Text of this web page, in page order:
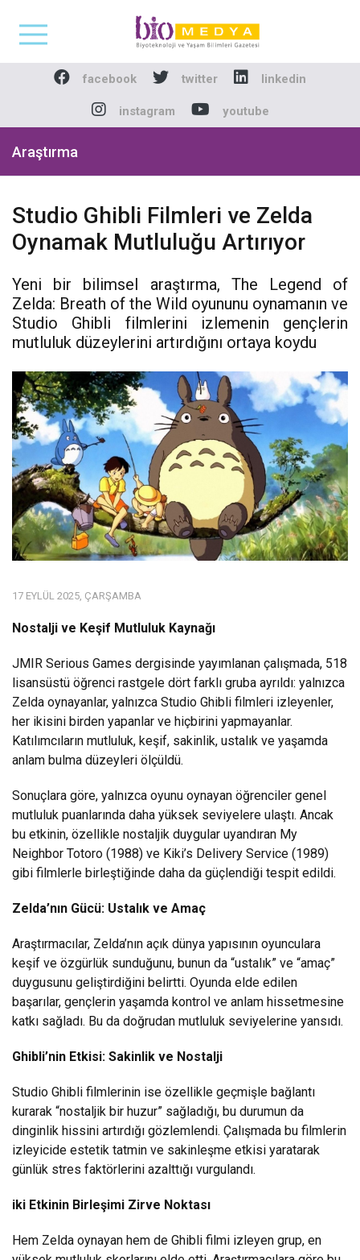
Biomedya -
facebook twitter linkedin
instagram youtube
Araştırma
Studio Ghibli Filmleri ve Zelda
Oynamak Mutluluğu Artırıyor
Yeni bir bilimsel araştırma, The Legend of
Zelda: Breath of the Wild oyununu oynamanın ve
Studio Ghibli filmlerini izlemenin gençlerin
mutluluk düzeylerini artırdığını ortaya koydu
17 EYLÜL 2025, ÇARŞAMBA
Nostalji ve Keşif Mutluluk Kaynağı
JMIR Serious Games dergisinde yayımlanan çalışmada, 518
lisansüstü öğrenci rastgele dört farklı gruba ayrıldı: yalnızca
Zelda oynayanlar, yalnızca Studio Ghibli filmleri izleyenler,
her ikisini birden yapanlar ve hiçbirini yapmayanlar.
Katılımcıların mutluluk, keşif, sakinlik, ustalık ve yaşamda
anlam bulma düzeyleri ölçüldü.
Sonuçlara göre, yalnızca oyunu oynayan öğrenciler genel
mutluluk puanlarında daha yüksek seviyelere ulaştı. Ancak
bu etkinin, özellikle nostaljik duygular uyandıran My
Neighbor Totoro (1988) ve Kiki’s Delivery Service (1989)
gibi filmlerle birleştiğinde daha da güçlendiği tespit edildi.
Zelda’nın Gücü: Ustalık ve Amaç
Araştırmacılar, Zelda’nın açık dünya yapısının oyunculara
keşif ve özgürlük sunduğunu, bunun da “ustalık” ve “amaç”
duygusunu geliştirdiğini belirtti. Oyunda elde edilen
başarılar, gençlerin yaşamda kontrol ve anlam hissetmesine
katkı sağladı. Bu da doğrudan mutluluk seviyelerine yansıdı.
Ghibli’nin Etkisi: Sakinlik ve Nostalji
Studio Ghibli filmlerinin ise özellikle geçmişle bağlantı
kurarak “nostaljik bir huzur” sağladığı, bu durumun da
dinginlik hissini artırdığı gözlemlendi. Çalışmada bu filmlerin
izleyicide estetik tatmin ve sakinleşme etkisi yaratarak
günlük stres faktörlerini azalttığı vurgulandı.
iki Etkinin Birleşimi Zirve Noktası
Hem Zelda oynayan hem de Ghibli filmi izleyen grup, en